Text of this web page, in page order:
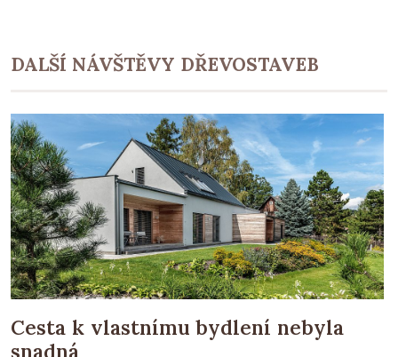
DALŠÍ NÁVŠTĚVY DŘEVOSTAVEB
Cesta k vlastnímu bydlení nebyla
snadná